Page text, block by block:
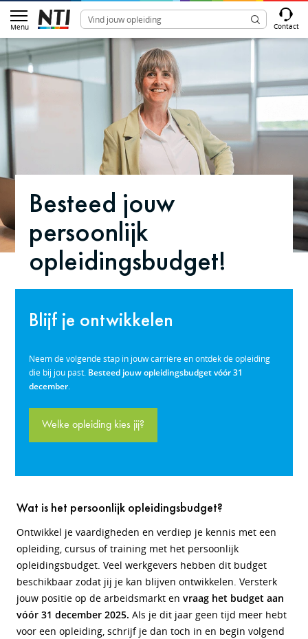
Menu Contact
Besteed jouw
persoonlijk
opleidingsbudget!
Blijf je ontwikkelen
Neem de volgende stap in jouw carrière en ontdek de opleiding
die bij jou past. Besteed jouw opleidingsbudget vóór 31
december.
Welke opleiding kies jij?
Wat is het persoonlijk opleidingsbudget?
Ontwikkel je vaardigheden en verdiep je kennis met een
opleiding, cursus of training met het persoonlijk
opleidingsbudget. Veel werkgevers hebben dit budget
beschikbaar zodat jij je kan blijven ontwikkelen. Versterk
jouw positie op de arbeidsmarkt en vraag het budget aan
vóór 31 december 2025. Als je dit jaar geen tijd meer hebt
voor een opleiding, schrijf je dan toch in en begin volgend